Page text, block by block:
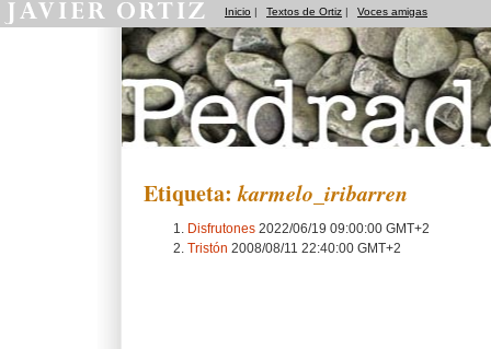
Inicio | Textos de Ortiz | Voces amigas
Etiqueta:karmelo_iribarren
Disfrutones 2022/06/19 09:00:00 GMT+2
Tristón 2008/08/11 22:40:00 GMT+2